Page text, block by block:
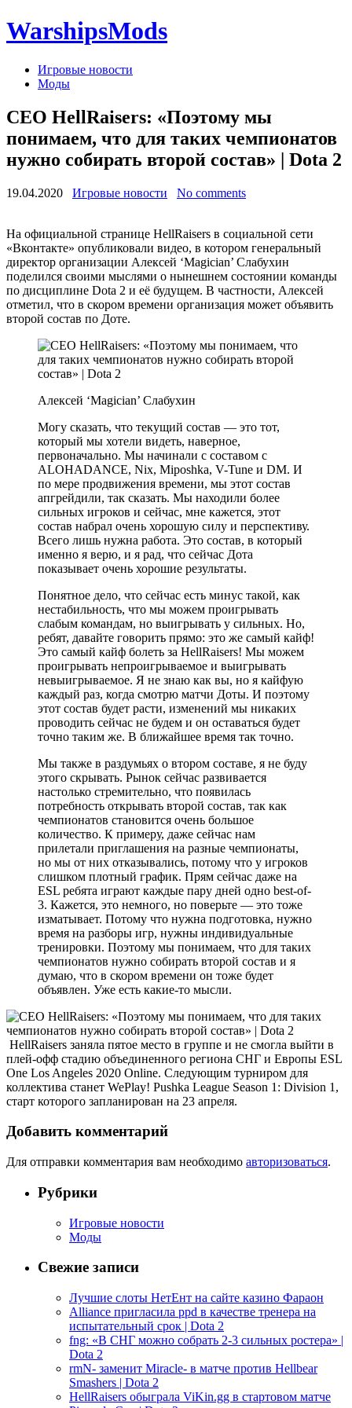
WarshipsMods
Игровые новости
Моды
CEO HellRaisers: «Поэтому мы
понимаем, что для таких чемпионатов
нужно собирать второй состав» | Dota 2
19.04.2020 Игровые новости No comments
На официальной странице HellRaisers в социальной сети
«Вконтакте» опубликовали видео, в котором генеральный
директор организации Алексей ‘Magician’ Слабухин
поделился своими мыслями о нынешнем состоянии команды
по дисциплине Dota 2 и её будущем. В частности, Алексей
отметил, что в скором времени организация может объявить
второй состав по Доте.
Алексей ‘Magician’ Слабухин
Могу сказать, что текущий состав — это тот,
который мы хотели видеть, наверное,
первоначально. Мы начинали с составом с
ALOHADANCE, Nix, Miposhka, V-Tune и DM. И
по мере продвижения времени, мы этот состав
апгрейдили, так сказать. Мы находили более
сильных игроков и сейчас, мне кажется, этот
состав набрал очень хорошую силу и перспективу.
Всего лишь нужна работа. Это состав, в который
именно я верю, и я рад, что сейчас Дота
показывает очень хорошие результаты.
Понятное дело, что сейчас есть минус такой, как
нестабильность, что мы можем проигрывать
слабым командам, но выигрывать у сильных. Но,
ребят, давайте говорить прямо: это же самый кайф!
Это самый кайф болеть за HellRaisers! Мы можем
проигрывать непроигрываемое и выигрывать
невыигрываемое. Я не знаю как вы, но я кайфую
каждый раз, когда смотрю матчи Доты. И поэтому
этот состав будет расти, изменений мы никаких
проводить сейчас не будем и он оставаться будет
точно таким же. В ближайшее время так точно.
Мы также в раздумьях о втором составе, я не буду
этого скрывать. Рынок сейчас развивается
настолько стремительно, что появилась
потребность открывать второй состав, так как
чемпионатов становится очень большое
количество. К примеру, даже сейчас нам
прилетали приглашения на разные чемпионаты,
но мы от них отказывались, потому что у игроков
слишком плотный график. Прям сейчас даже на
ESL ребята играют каждые пару дней одно best-of-
3. Кажется, это немного, но поверьте — это тоже
изматывает. Потому что нужна подготовка, нужно
время на разборы игр, нужны индивидуальные
тренировки. Поэтому мы понимаем, что для таких
чемпионатов нужно собирать второй состав и я
думаю, что в скором времени он тоже будет
объявлен. Уже есть какие-то мысли.
HellRaisers заняла пятое место в группе и не смогла выйти в
плей-офф стадию объединенного региона СНГ и Европы ESL
One Los Angeles 2020 Online. Следующим турниром для
коллектива станет WePlay! Pushka League Season 1: Division 1,
старт которого запланирован на 23 апреля.
Добавить комментарий
Для отправки комментария вам необходимо авторизоваться.
Рубрики
Игровые новости
Моды
Свежие записи
Лучшие слоты НетЕнт на сайте казино Фараон
Alliance пригласила ppd в качестве тренера на
испытательный срок | Dota 2
fng: «В СНГ можно собрать 2-3 сильных ростера» |
Dota 2
rmN- заменит Miracle- в матче против Hellbear
Smashers | Dota 2
HellRaisers обыграла ViKin.gg в стартовом матче